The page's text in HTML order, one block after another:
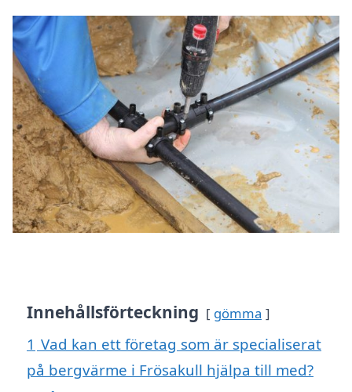
Innehållsförteckning gömma
1 Vad kan ett företag som är specialiserat
på bergvärme i Frösakull hjälpa till med?